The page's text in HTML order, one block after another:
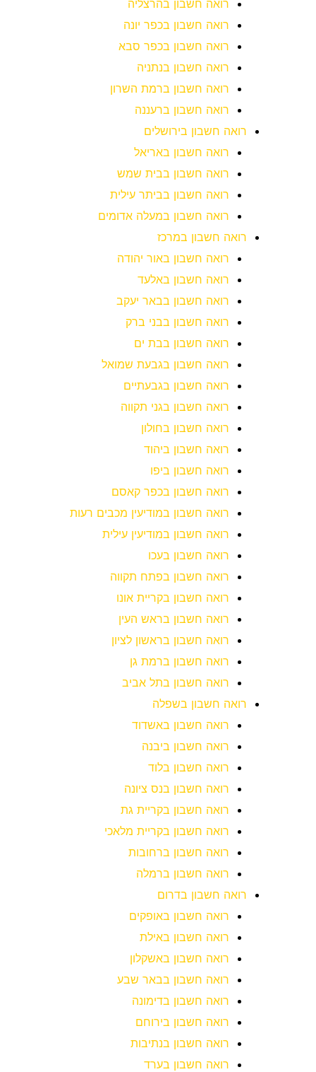
רואה חשבון בהרצליה
רואה חשבון בכפר יונה
רואה חשבון בכפר סבא
רואה חשבון בנתניה
רואה חשבון ברמת השרון
רואה חשבון ברעננה
רואה חשבון בירושלים
רואה חשבון באריאל
רואה חשבון בבית שמש
רואה חשבון בביתר עילית
רואה חשבון במעלה אדומים
רואה חשבון במרכז
רואה חשבון באור יהודה
רואה חשבון באלעד
רואה חשבון בבאר יעקב
רואה חשבון בבני ברק
רואה חשבון בבת ים
רואה חשבון בגבעת שמואל
רואה חשבון בגבעתיים
רואה חשבון בגני תקווה
רואה חשבון בחולון
רואה חשבון ביהוד
רואה חשבון ביפו
רואה חשבון בכפר קאסם
רואה חשבון במודיעין מכבים רעות
רואה חשבון במודיעין עילית
רואה חשבון בעכו
רואה חשבון בפתח תקווה
רואה חשבון בקריית אונו
רואה חשבון בראש העין
רואה חשבון בראשון לציון
רואה חשבון ברמת גן
רואה חשבון בתל אביב
רואה חשבון בשפלה
רואה חשבון באשדוד
רואה חשבון ביבנה
רואה חשבון בלוד
רואה חשבון בנס ציונה
רואה חשבון בקריית גת
רואה חשבון בקריית מלאכי
רואה חשבון ברחובות
רואה חשבון ברמלה
רואה חשבון בדרום
רואה חשבון באופקים
רואה חשבון באילת
רואה חשבון באשקלון
רואה חשבון בבאר שבע
רואה חשבון בדימונה
רואה חשבון בירוחם
רואה חשבון בנתיבות
רואה חשבון בערד